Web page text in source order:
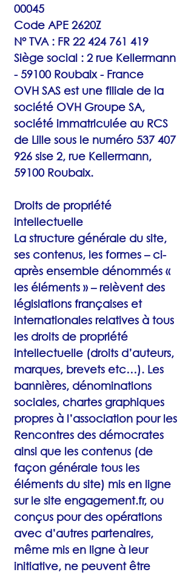
00045
Code APE 2620Z
N° TVA : FR 22 424 761 419
Siège social : 2 rue Kellermann
- 59100 Roubaix - France
OVH SAS est une filiale de la
société OVH Groupe SA,
société immatriculée au RCS
de Lille sous le numéro 537 407
926 sise 2, rue Kellermann,
59100 Roubaix.
Droits de propriété
intellectuelle
La structure générale du site,
ses contenus, les formes – ci-
après ensemble dénommés «
les éléments » – relèvent des
législations françaises et
internationales relatives à tous
les droits de propriété
intellectuelle (droits d’auteurs,
marques, brevets etc…). Les
bannières, dénominations
sociales, chartes graphiques
propres à l’association pour les
Rencontres des démocrates
ainsi que les contenus (de
façon générale tous les
éléments du site) mis en ligne
sur le site engagement.fr, ou
conçus pour des opérations
avec d’autres partenaires,
même mis en ligne à leur
initiative, ne peuvent être